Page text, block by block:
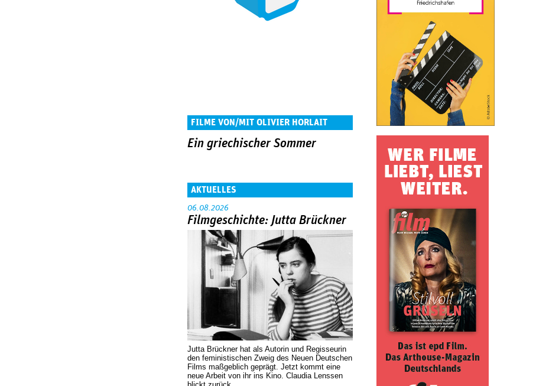
FILME VON/MIT OLIVIER HORLAIT
Ein griechischer Sommer
AKTUELLES
06.08.2026
Filmgeschichte: Jutta Brückner
Jutta Brückner hat als Autorin und Regisseurin
den feministischen Zweig des Neuen Deutschen
Films maßgeblich geprägt. Jetzt kommt eine
neue Arbeit von ihr ins Kino. Claudia Lenssen
blickt zurück.